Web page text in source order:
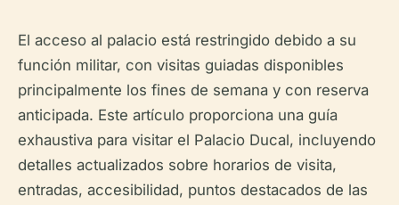
El acceso al palacio está restringido debido a su
función militar, con visitas guiadas disponibles
principalmente los fines de semana y con reserva
anticipada. Este artículo proporciona una guía
exhaustiva para visitar el Palacio Ducal, incluyendo
detalles actualizados sobre horarios de visita,
entradas, accesibilidad, puntos destacados de las